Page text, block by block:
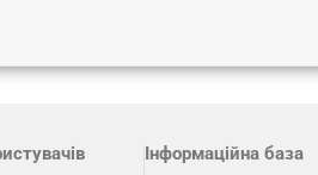
Інформаційна база